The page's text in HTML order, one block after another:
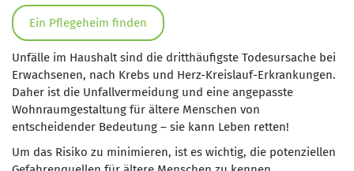
Ein Pflegeheim finden
Unfälle im Haushalt sind die dritthäufigste Todesursache bei
Erwachsenen, nach Krebs und Herz-Kreislauf-Erkrankungen.
Daher ist die Unfallvermeidung und eine angepasste
Wohnraumgestaltung für ältere Menschen von
entscheidender Bedeutung – sie kann Leben retten!
Um das Risiko zu minimieren, ist es wichtig, die potenziellen